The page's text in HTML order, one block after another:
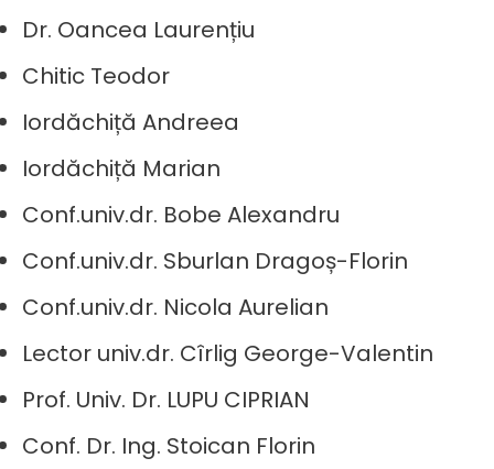
Dr. Oancea Laurențiu
Chitic Teodor
Iordăchiță Andreea
Iordăchiță Marian
Conf.univ.dr. Bobe Alexandru
Conf.univ.dr. Sburlan Dragoș-Florin
Conf.univ.dr. Nicola Aurelian
Lector univ.dr. Cîrlig George-Valentin
Prof. Univ. Dr. LUPU CIPRIAN
Conf. Dr. Ing. Stoican Florin